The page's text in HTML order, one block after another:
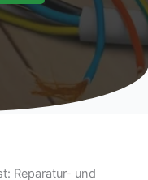
Reparatur- und